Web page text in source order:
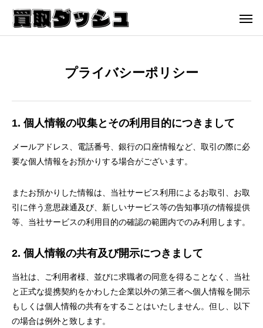
プライバシーポリシー
1. 個人情報の収集とその利用目的につきまして
メールアドレス、電話番号、銀行の口座情報など、取引の際に必
要な個人情報をお預かりする場合がございます。
またお預かりした情報は、当社サービス利用によるお取引、お取
引に伴う意思疎通及び、新しいサービス等の告知事項の情報提供
等、当社サービスの利用目的の確認の範囲内でのみ利用します。
2. 個人情報の共有及び開示につきまして
当社は、ご利用者様、並びに求職者の同意を得ることなく、当社
と正式な提携契約をかわした企業以外の第三者へ個人情報を開示
もしくは個人情報の共有をすることはいたしません。但し、以下
の場合は例外と致します。